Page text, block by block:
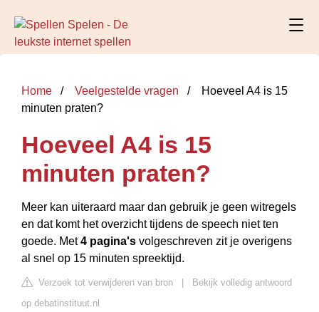
Home Veelgestelde vragen
Hoeveel A4 is 15
minuten praten?
Hoeveel A4 is 15
minuten praten?
Meer kan uiteraard maar dan gebruik je geen witregels
en dat komt het overzicht tijdens de speech niet ten
goede. Met4 pagina's volgeschreven zit je overigens
al snel op 15 minuten spreektijd.
Verzoek tot verwijderen van bron
Bekijk volledig antwoord
op debatinstituut.nl